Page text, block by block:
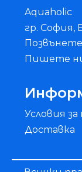
Aquaholic
гр. София,
Позвънете
Пишете
Условия за
Доставка